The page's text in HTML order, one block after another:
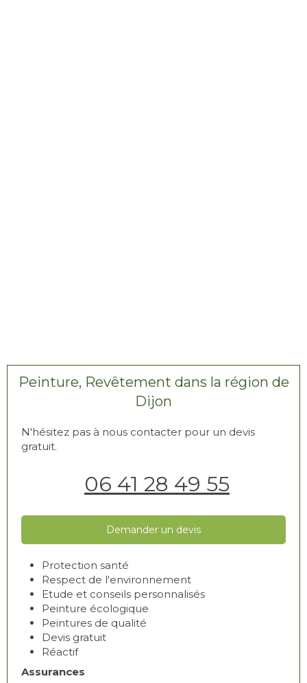
Peinture, Revêtement dans la région de
Dijon
N'hésitez pas à nous contacter pour un devis
gratuit.
06 41 28 49 55
Demander un devis
Protection santé
Respect de l'environnement
Etude et conseils personnalisés
Peinture écologique
Peintures de qualité
Devis gratuit
Réactif
Assurances